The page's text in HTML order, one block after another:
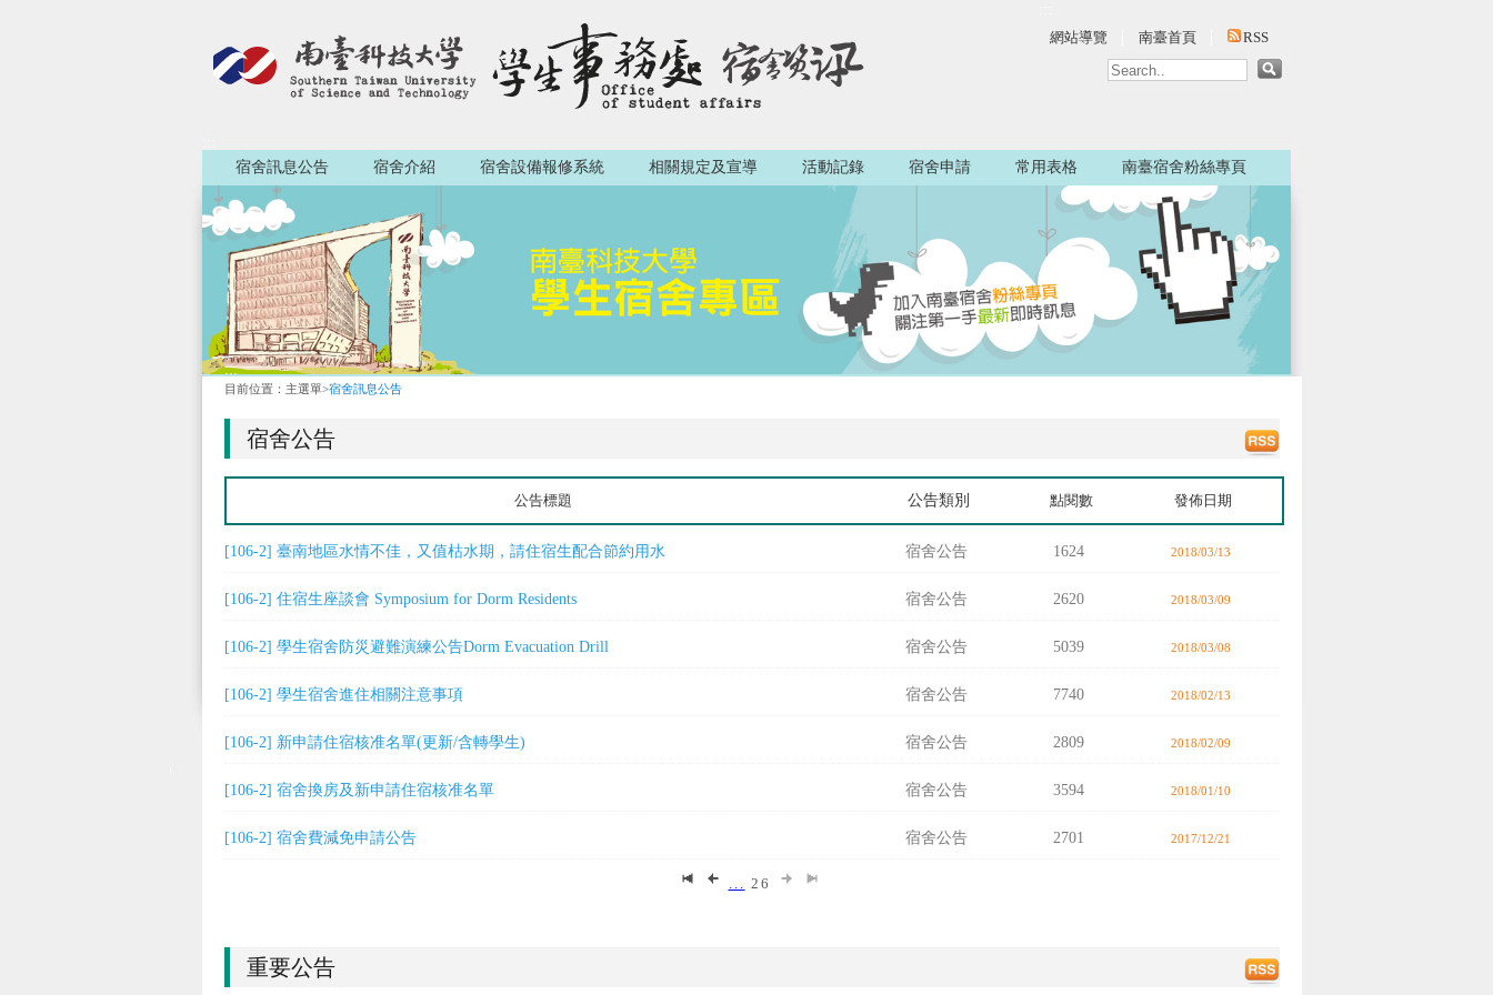
網站導覽
南臺首頁 RSS
宿舍訊息公告
宿舍介紹 宿舍設備報修系統 相關規定及宣導 活動記錄 宿舍申請 常用表格 南臺宿舍粉絲專頁
:::
目前位置： 主選單>宿舍訊息公告
宿舍公告
公告標題 公告類別 點閱數 發佈日期
[106-2] 臺南地區水情不佳，又值枯水期，請住宿生配合節約用水 宿舍公告 1624 2018/03/13
[106-2] 住宿生座談會 Symposium for Dorm Residents 宿舍公告 2620 2018/03/09
[106-2] 學生宿舍防災避難演練公告Dorm Evacuation Drill 宿舍公告 5039 2018/03/08
[106-2] 學生宿舍進住相關注意事項 宿舍公告 7740 2018/02/13
[106-2] 新申請住宿核准名單(更新/含轉學生) 宿舍公告 2809 2018/02/09
[106-2] 宿舍換房及新申請住宿核准名單 宿舍公告 3594 2018/01/10
[106-2] 宿舍費減免申請公告 宿舍公告 2701 2017/12/21
... 26
重要公告